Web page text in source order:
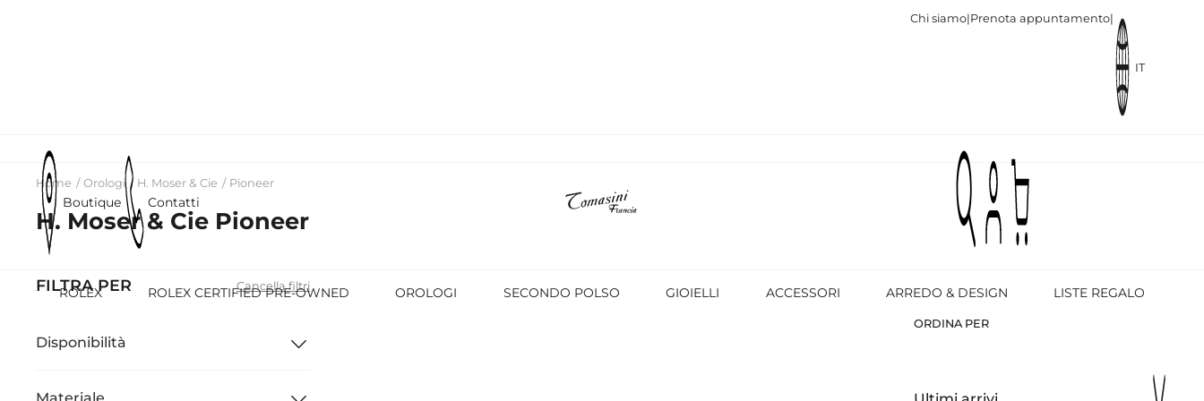
Chi siamo|Prenota appuntamento|
IT
Boutique Contatti
ROLEX ROLEX CERTIFIED PRE-OWNED OROLOGI SECONDO POLSO GIOIELLI ACCESSORI ARREDO & DESIGN LISTE REGALO
Home Orologi H. Moser & Cie Pioneer
H. Moser & Cie Pioneer
FILTRA PER Cancella filtri
Disponibilità
ORDINA PER